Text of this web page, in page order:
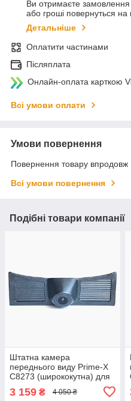
Ви отримаєте замовлення
або гроші повернуться на
Детальніше
Оплатити частинами
Післяплата
Онлайн-оплата карткою
Всі умови оплати
Умови повернення
Повернення товару впродовж
Всі умови повернення
Подібні товари компанії
Штатна камера
переднього виду Prime-X
C8273 (ширококутна) для
Toyota Land Cruiser 2019
3 159 ₴ 4 050 ₴